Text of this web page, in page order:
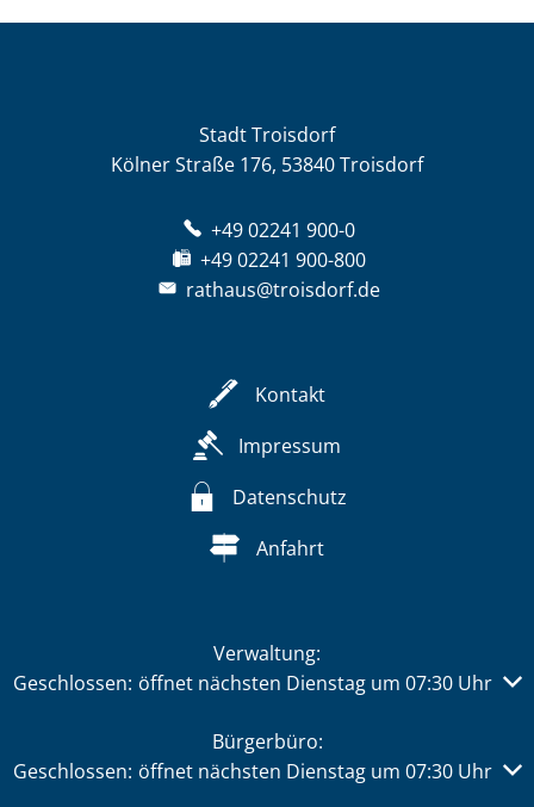
Stadt Troisdorf
Kölner Straße 176, 53840 Troisdorf
+49 02241 900-0
+49 02241 900-800
rathaus@troisdorf.de
Kontakt
Impressum
Datenschutz
Anfahrt
Verwaltung:
Klicken, um weitere Öffnungs- oder Schließzeiten
Geschlossen: öffnet nächsten Dienstag um 07:30 Uhr
Bürgerbüro:
Klicken, um weitere Öffnungs- oder Schließzeiten
Geschlossen: öffnet nächsten Dienstag um 07:30 Uhr